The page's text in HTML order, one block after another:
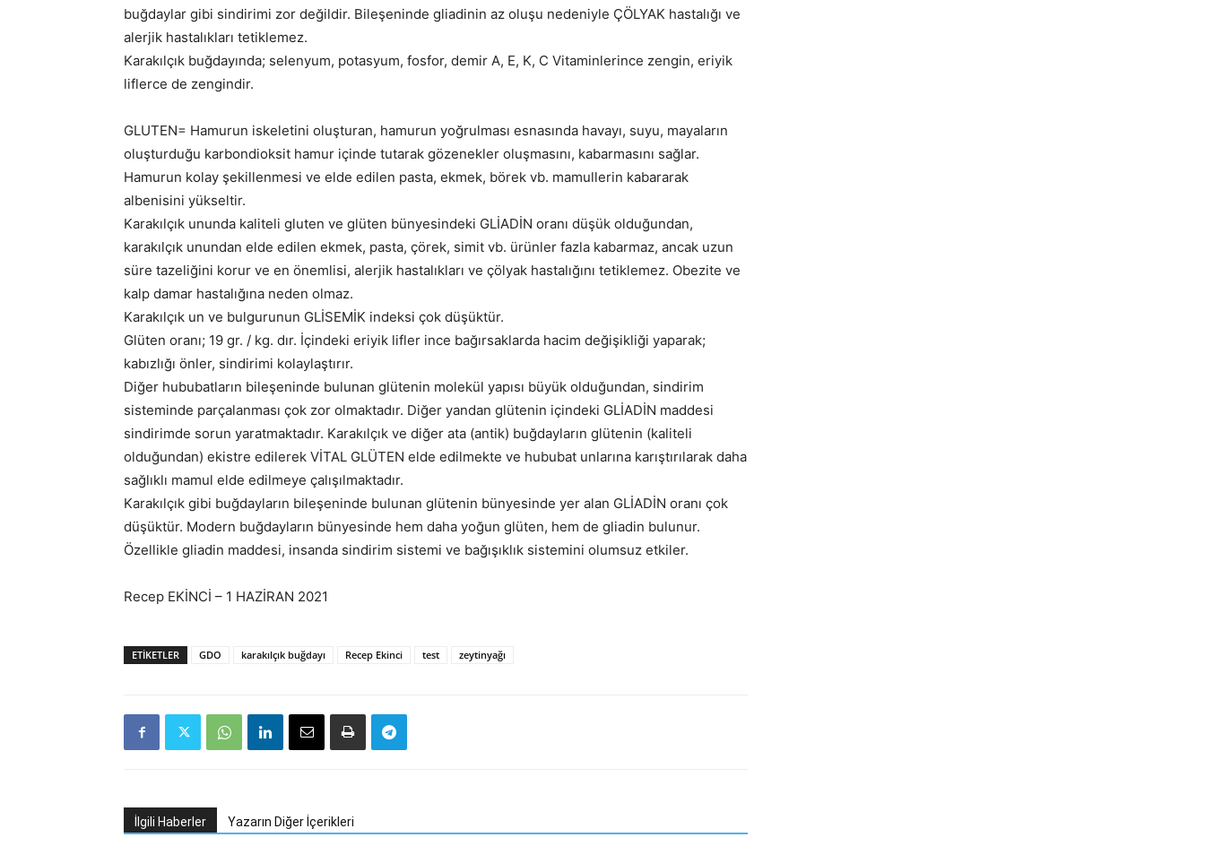
buğdaylar gibi sindirimi zor değildir. Bileşeninde gliadinin az oluşu nedeniyle ÇÖLYAK hastalığı ve
alerjik hastalıkları tetiklemez.
Karakılçık buğdayında; selenyum, potasyum, fosfor, demir A, E, K, C Vitaminlerince zengin, eriyik
liflerce de zengindir.
GLUTEN= Hamurun iskeletini oluşturan, hamurun yoğrulması esnasında havayı, suyu, mayaların
oluşturduğu karbondioksit hamur içinde tutarak gözenekler oluşmasını, kabarmasını sağlar.
Hamurun kolay şekillenmesi ve elde edilen pasta, ekmek, börek vb. mamullerin kabararak
albenisini yükseltir.
Karakılçık ununda kaliteli gluten ve glüten bünyesindeki GLİADİN oranı düşük olduğundan,
karakılçık unundan elde edilen ekmek, pasta, çörek, simit vb. ürünler fazla kabarmaz, ancak uzun
süre tazeliğini korur ve en önemlisi, alerjik hastalıkları ve çölyak hastalığını tetiklemez. Obezite ve
kalp damar hastalığına neden olmaz.
Karakılçık un ve bulgurunun GLİSEMİK indeksi çok düşüktür.
Glüten oranı; 19 gr. / kg. dır. İçindeki eriyik lifler ince bağırsaklarda hacim değişikliği yaparak;
kabızlığı önler, sindirimi kolaylaştırır.
Diğer hububatların bileşeninde bulunan glütenin molekül yapısı büyük olduğundan, sindirim
sisteminde parçalanması çok zor olmaktadır. Diğer yandan glütenin içindeki GLİADİN maddesi
sindirimde sorun yaratmaktadır. Karakılçık ve diğer ata (antik) buğdayların glütenin (kaliteli
olduğundan) ekistre edilerek VİTAL GLÜTEN elde edilmekte ve hububat unlarına karıştırılarak daha
sağlıklı mamul elde edilmeye çalışılmaktadır.
Karakılçık gibi buğdayların bileşeninde bulunan glütenin bünyesinde yer alan GLİADİN oranı çok
düşüktür. Modern buğdayların bünyesinde hem daha yoğun glüten, hem de gliadin bulunur.
Özellikle gliadin maddesi, insanda sindirim sistemi ve bağışıklık sistemini olumsuz etkiler.
Recep EKİNCİ – 1 HAZİRAN 2021
ETIKETLER GDO karakılçık buğdayı Recep Ekinci test zeytinyağı
İlgili Haberler Yazarın Diğer İçerikleri